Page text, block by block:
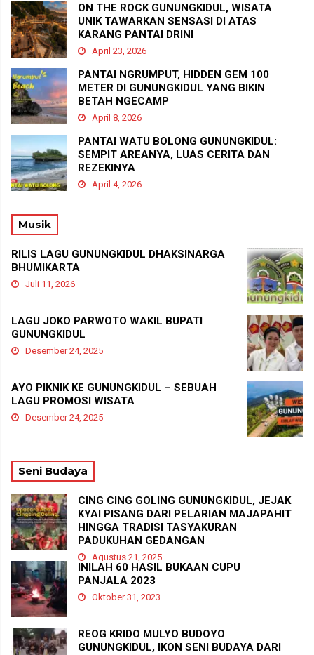
ON THE ROCK GUNUNGKIDUL, WISATA
UNIK TAWARKAN SENSASI DI ATAS
KARANG PANTAI DRINI
April 23, 2026
PANTAI NGRUMPUT, HIDDEN GEM 100
METER DI GUNUNGKIDUL YANG BIKIN
BETAH NGECAMP
April 8, 2026
PANTAI WATU BOLONG GUNUNGKIDUL:
SEMPIT AREANYA, LUAS CERITA DAN
REZEKINYA
April 4, 2026
Musik
RILIS LAGU GUNUNGKIDUL DHAKSINARGA
BHUMIKARTA
Juli 11, 2026
LAGU JOKO PARWOTO WAKIL BUPATI
GUNUNGKIDUL
Desember 24, 2025
AYO PIKNIK KE GUNUNGKIDUL – SEBUAH
LAGU PROMOSI WISATA
Desember 24, 2025
Seni Budaya
CING CING GOLING GUNUNGKIDUL, JEJAK
KYAI PISANG DARI PELARIAN MAJAPAHIT
HINGGA TRADISI TASYAKURAN
PADUKUHAN GEDANGAN
Agustus 21, 2025
INILAH 60 HASIL BUKAAN CUPU
PANJALA 2023
Oktober 31, 2023
REOG KRIDO MULYO BUDOYO
GUNUNGKIDUL, IKON SENI BUDAYA DARI